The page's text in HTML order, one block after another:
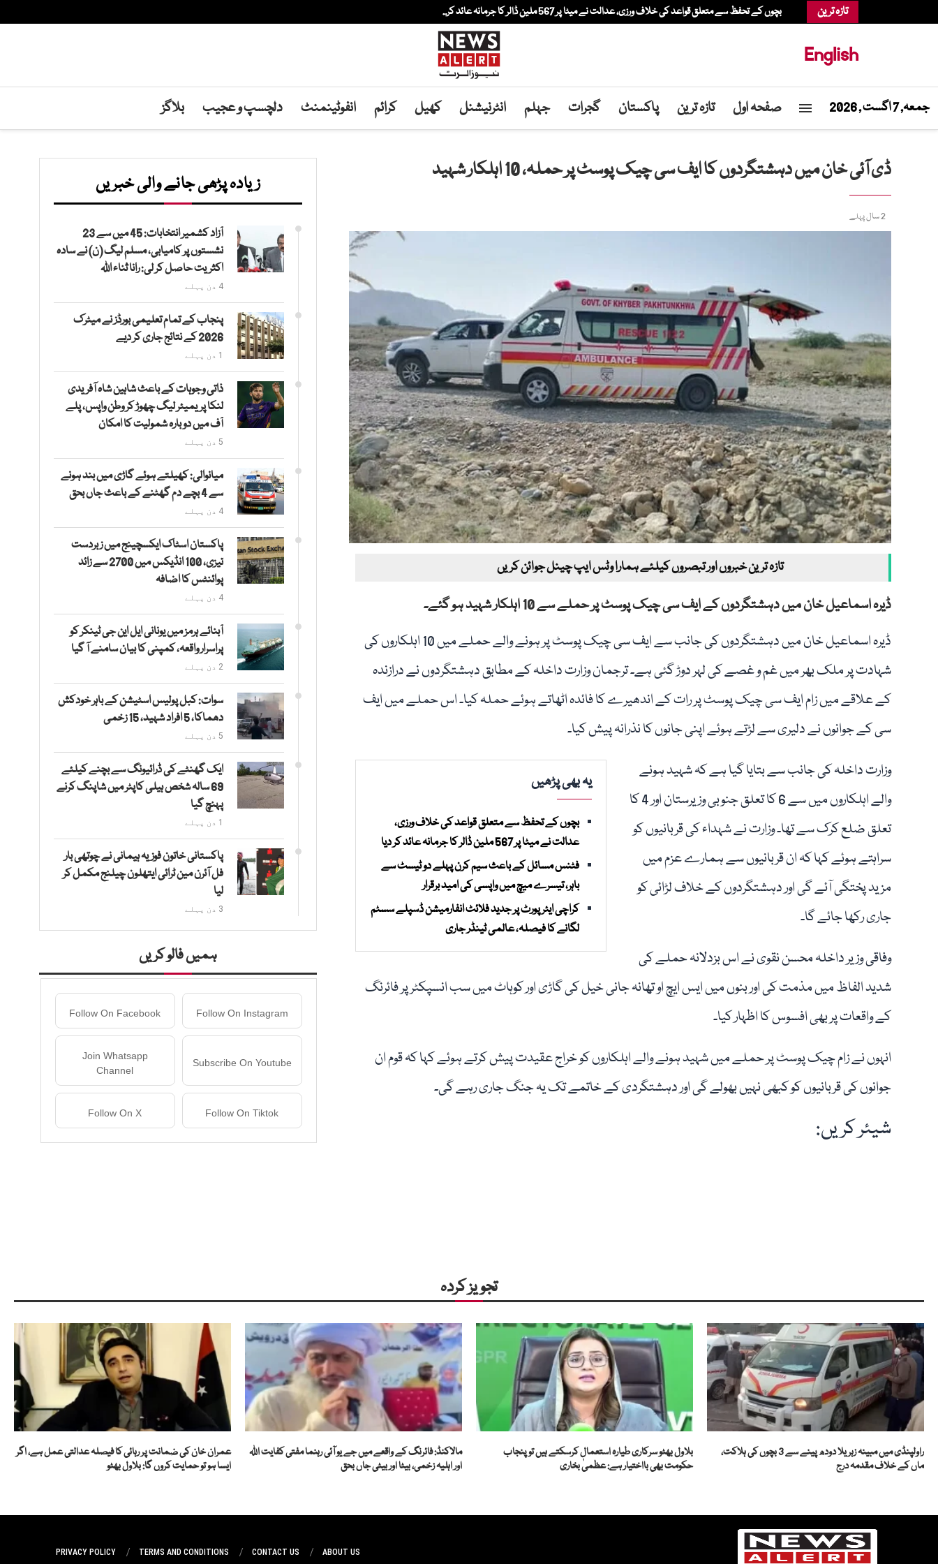
تازہ ترین بچوں کے تحفظ سے متعلق قواعد کی خلاف ورزی، عدالت نے میٹا پر 567 ملین ڈالر کا جرمانہ عائد کر...
English
جمعہ, 7 اگست , 2026 صفحہ اول تازہ ترین پاکستان گجرات جہلم انٹرنیشنل کھیل کرائم انفوٹینمنٹ دلچسپ و عجیب بلاگز
ڈی آئی خان میں دہشتگردوں کا ایف سی چیک پوسٹ پر حملہ، 10 اہلکار شہید
2 سال پہلے
تازہ ترین خبروں اور تبصروں کیلئے ہمارا وٹس ایپ چینل جوائن کریں
ڈیرہ اسماعیل خان میں دہشتگردوں کے ایف سی چیک پوسٹ پر حملے سے 10 اہلکار شہید ہو گئے۔
ڈیرہ اسماعیل خان میں دہشتگردوں کی جانب سے ایف سی چیک پوسٹ پر ہونے والے حملے میں 10 اہلکاروں کی
شہادت پر ملک بھر میں غم و غصے کی لہر دوڑ گئی ہے۔ ترجمان وزارت داخلہ کے مطابق دہشتگردوں نے درازندہ
کے علاقے میں زام ایف سی چیک پوسٹ پر رات کے اندھیرے کا فائدہ اٹھاتے ہوئے حملہ کیا۔ اس حملے میں ایف
سی کے جوانوں نے دلیری سے لڑتے ہوئے اپنی جانوں کا نذرانہ پیش کیا۔
یہ بھی پڑھیں
بچوں کے تحفظ سے متعلق قواعد کی خلاف ورزی،
عدالت نے میٹا پر 567 ملین ڈالر کا جرمانہ عائد کر دیا
فٹنس مسائل کے باعث سیم کرن پہلے دو ٹیسٹ سے
باہر، تیسرے میچ میں واپسی کی امید برقرار
کراچی ایئرپورٹ پر جدید فلائٹ انفارمیشن ڈسپلے سسٹم
لگانے کا فیصلہ، عالمی ٹینڈر جاری
وزارت داخلہ کی جانب سے بتایا گیا ہے کہ شہید ہونے
والے اہلکاروں میں سے 6 کا تعلق جنوبی وزیرستان اور 4 کا
تعلق ضلع کرک سے تھا۔ وزارت نے شہداء کی قربانیوں کو
سراہتے ہوئے کہا کہ ان قربانیوں سے ہمارے عزم میں
مزید پختگی آئے گی اور دہشتگردوں کے خلاف لڑائی کو
جاری رکھا جائے گا۔
وفاقی وزیر داخلہ محسن نقوی نے اس بزدلانہ حملے کی
شدید الفاظ میں مذمت کی اور بنوں میں ایس ایچ او تھانہ جانی خیل کی گاڑی اور کوہاٹ میں سب انسپکٹر پر فائرنگ
کے واقعات پر بھی افسوس کا اظہار کیا۔
انہوں نے زام چیک پوسٹ پر حملے میں شہید ہونے والے اہلکاروں کو خراج عقیدت پیش کرتے ہوئے کہا کہ قوم ان
جوانوں کی قربانیوں کو کبھی نہیں بھولے گی اور دہشتگردی کے خاتمے تک یہ جنگ جاری رہے گی۔
شیئر کریں:
زیادہ پڑھی جانے والی خبریں
آزاد کشمیر انتخابات: 45 میں سے 23
نشستوں پر کامیابی، مسلم لیگ (ن) نے سادہ
اکثریت حاصل کر لی: رانا ثناء اللہ
4 دن پہلے
پنجاب کے تمام تعلیمی بورڈز نے میٹرک
2026 کے نتائج جاری کر دیے
1 دن پہلے
ذاتی وجوہات کے باعث شاہین شاہ آفریدی
لنکا پریمیئر لیگ چھوڑ کر وطن واپس، پلے
آف میں دوبارہ شمولیت کا امکان
5 دن پہلے
میانوالی: کھیلتے ہوئے گاڑی میں بند ہونے
سے 4 بچے دم گھٹنے کے باعث جاں بحق
4 دن پہلے
پاکستان اسٹاک ایکسچینج میں زبردست
تیزی، 100 انڈیکس میں 2700 سے زائد
پوائنٹس کا اضافہ
4 دن پہلے
آبنائے ہرمز میں یونانی ایل این جی ٹینکر کو
پراسرار واقعہ، کمپنی کا بیان سامنے آ گیا
2 دن پہلے
سوات: کبل پولیس اسٹیشن کے باہر خودکش
دھماکا، 5 افراد شہید، 15 زخمی
5 دن پہلے
ایک گھنٹے کی ڈرائیونگ سے بچنے کیلئے
69 سالہ شخص ہیلی کاپٹر میں شاپنگ کرنے
پہنچ گیا
1 دن پہلے
پاکستانی خاتون فوزیہ ہیمانی نے چوتھی بار
فل آئرن مین ٹرائی ایتھلون چیلنج مکمل کر
لیا
3 دن پہلے
ہمیں فالو کریں
Follow On Instagram
Follow On Facebook
Subscribe On Youtube
Join Whatsapp
Channel
Follow On Tiktok
Follow On X
تجویز کردہ
راولپنڈی میں مبینہ زہریلا دودھ پینے سے 3 بچوں کی ہلاکت،
ماں کے خلاف مقدمہ درج
بلاول بھٹو سرکاری طیارہ استعمال کرسکتے ہیں تو پنجاب
حکومت بھی بااختیار ہے: عظمیٰ بخاری
مالاکنڈ: فائرنگ کے واقعے میں جے یو آئی رہنما مفتی کفایت اللہ
اور اہلیہ زخمی، بیٹا اور بیٹی جاں بحق
عمران خان کی ضمانت پر رہائی کا فیصلہ عدالتی عمل ہے، اگر
ایسا ہو تو حمایت کروں گا: بلاول بھٹو
ABOUT US
CONTACT US
TERMS AND CONDITIONS
PRIVACY POLICY